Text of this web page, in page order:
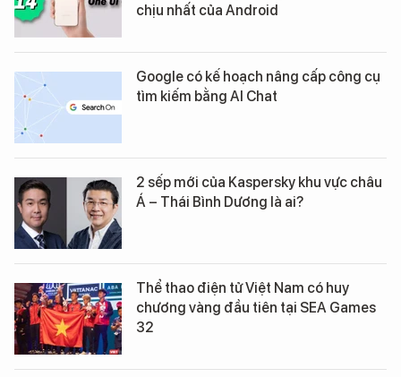
chịu nhất của Android
Google có kế hoạch nâng cấp công cụ
tìm kiếm bằng AI Chat
2 sếp mới của Kaspersky khu vực châu
Á – Thái Bình Dương là ai?
Thể thao điện tử Việt Nam có huy
chương vàng đầu tiên tại SEA Games
32